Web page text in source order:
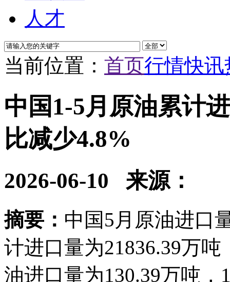
人才
当前位置： 首页行情快讯
中国1-5月原油累计
比减少4.8%
2026-06-10 来源：
摘要： 中国5月原油进口
计进口量为21836.39万
油进口量为130.39万吨